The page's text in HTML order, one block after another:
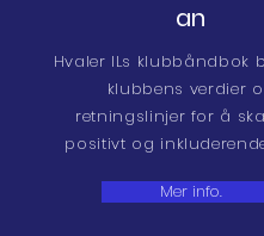
an
Hvaler ILs klubbåndbok
klubbens verdier
retningslinjer for å
positivt og
Mer info.